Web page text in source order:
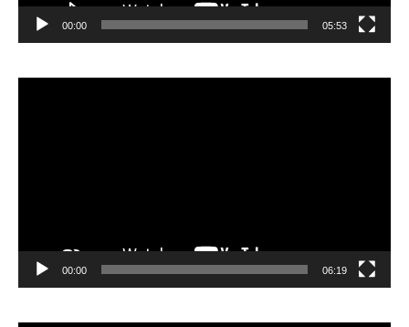
00:00 05:53
00:00 06:19